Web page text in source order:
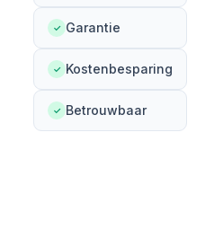
✓ Garantie
✓ Kostenbesparing
✓ Betrouwbaar